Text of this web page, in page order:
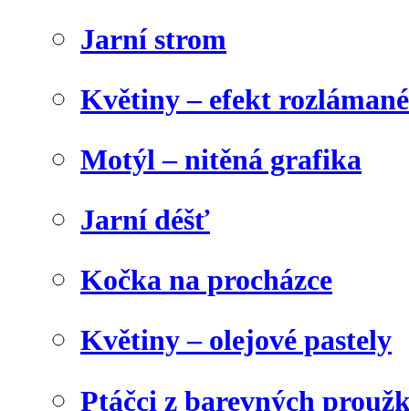
Jarní strom
Květiny – efekt
Motýl – nitěná grafika
Jarní déšť
Kočka na procházce
Květiny – olejové pastely
Ptáčci z barevných